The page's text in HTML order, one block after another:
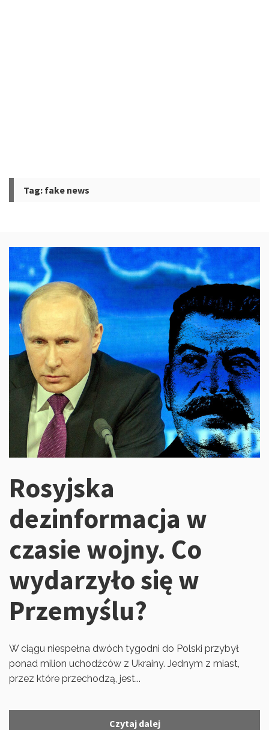
Tag: fake news
Rosyjska
dezinformacja w
czasie wojny. Co
wydarzyło się w
Przemyślu?
W ciągu niespełna dwóch tygodni do Polski przybył
ponad milion uchodźców z Ukrainy. Jednym z miast,
przez które przechodzą, jest...
Czytaj dalej